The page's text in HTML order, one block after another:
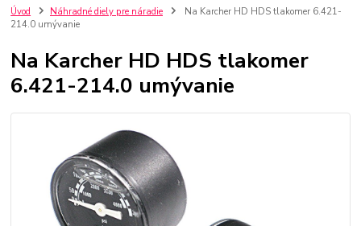
Úvod Náhradné diely pre náradie
Na Karcher HD HDS tlakomer 6.421-
214.0 umývanie
Na Karcher HD HDS tlakomer
6.421-214.0 umývanie